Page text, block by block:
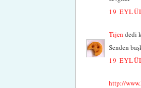
19
Tijen dedi
Senden
19
http://